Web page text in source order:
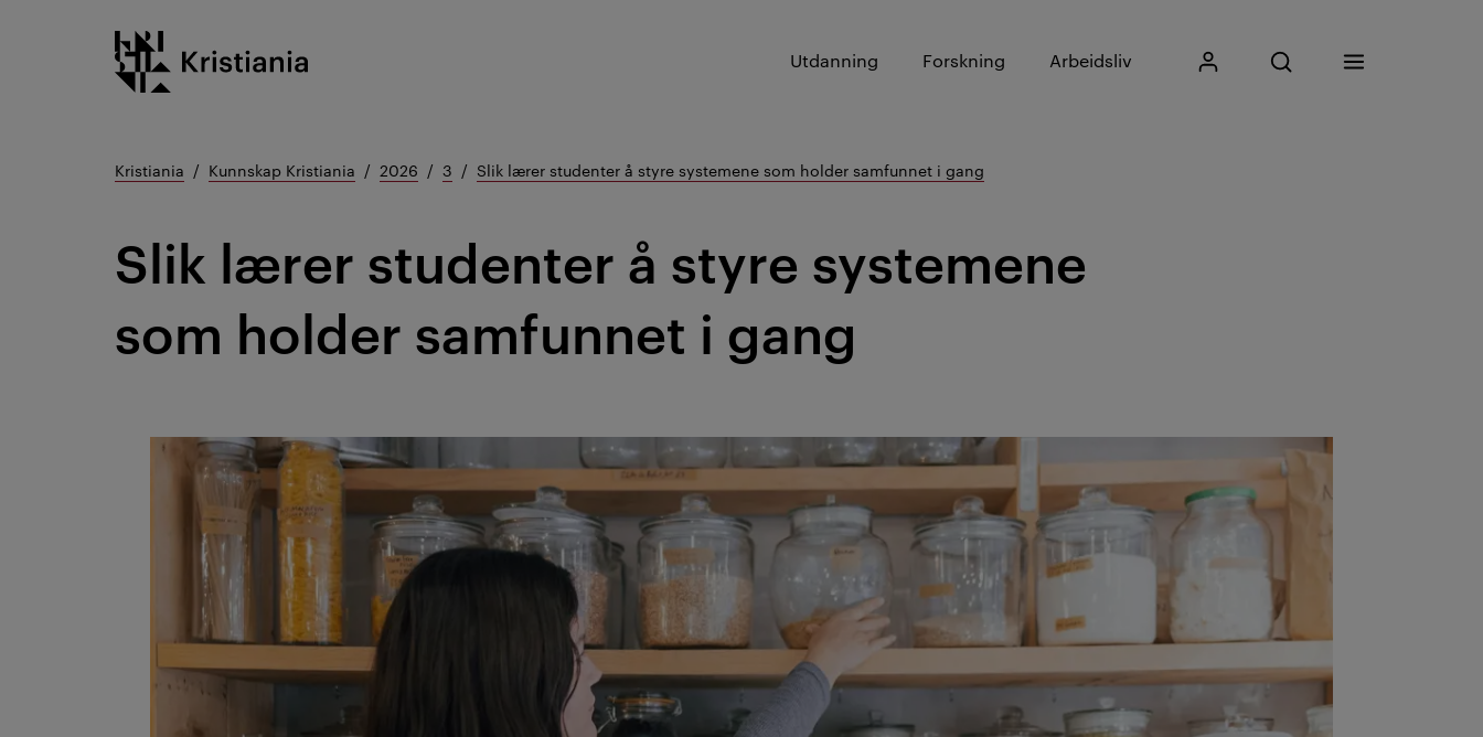
Kristiania logo
Utdanning Forskning Arbeidsliv Mitt KristianiaÅpne søk
Skriv inn søkefrase
Søk
Meny
Kristiania Kunnskap Kristiania 2026 3 Slik lærer studenter å styre systemene som holder samfunnet i gang
Slik lærer studenter å styre systemene
som holder samfunnet i gang